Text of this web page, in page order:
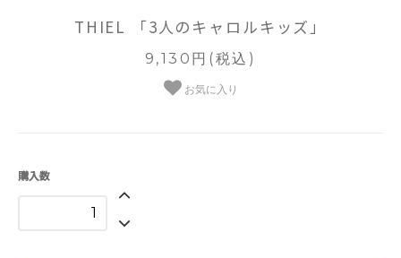
THIEL 「3人のキャロルキッズ」
9,130円(税込)
お気に入り
購入数